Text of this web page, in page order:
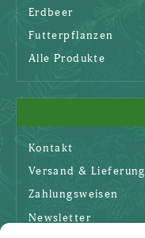
Erdbeer
Futterpflanzen
Alle Produkte
Kontakt
Versand & Lieferung
Zahlungsweisen
Newsletter